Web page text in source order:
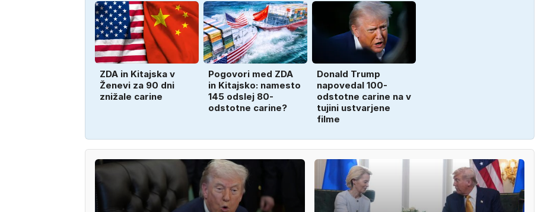
ZDA in Kitajska v
Ženevi za 90 dni
znižale carine
Pogovori med ZDA
in Kitajsko: namesto
145 odslej 80-
odstotne carine?
Donald Trump
napovedal 100-
odstotne carine na v
tujini ustvarjene
filme